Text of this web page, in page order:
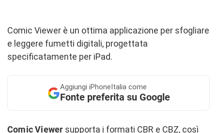
Comic Viewer è un ottima applicazione per sfogliare
e leggere fumetti digitali, progettata
specificatamente per iPad.
Aggiungi iPhoneItalia come
Fonte preferita su Google
Comic Viewer supporta i formati CBR e CBZ, così